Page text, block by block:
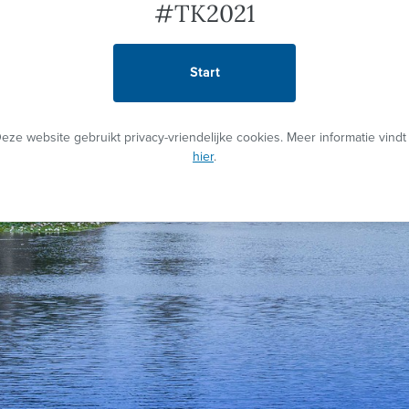
#TK2021
Start
website gebruikt privacy-vriendelijke cookies. Meer informatie vindt
hier.